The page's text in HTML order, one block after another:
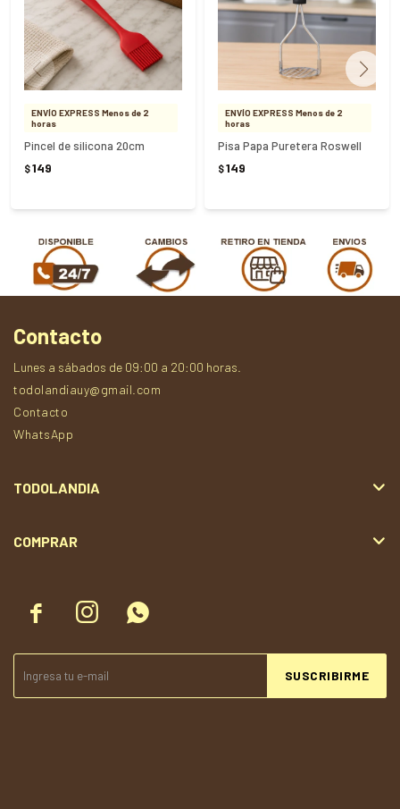
ENVÍO EXPRESS Menos de 2
horas
Pincel de silicona 20cm
$149
ENVÍO EXPRESS Menos de 2
horas
Pisa Papa Puretera Roswell
$149
  
SUSCRIBIRME
Contacto
Lunes a sábados de 09:00 a 20:00 horas.
todolandiauy@gmail.com
Contacto
WhatsApp
TODOLANDIA
COMPRAR